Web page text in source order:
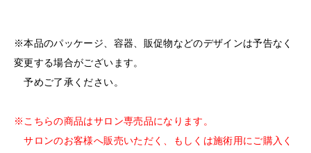
※本品のパッケージ、容器、販促物などのデザインは予告なく
変更する場合がございます。
予めご了承ください。
※こちらの商品はサロン専売品になります。
サロンのお客様へ販売いただく、もしくは施術用にご購入く